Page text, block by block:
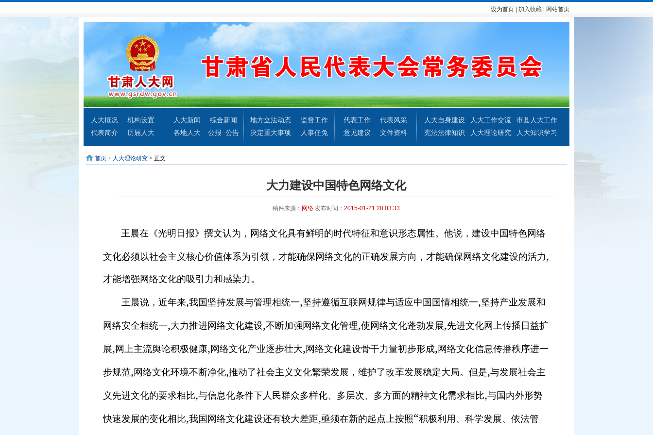
设为首页 加入收藏 网站首页
人大概况
机构设置
代表简介
历届人大
人大新闻
综合新闻
各地人大
公报 公告
地方立法动态
监督工作
决定重大事项
人事任免
代表工作
代表风采
意见建议
文件资料
人大自身建设 人大工作交流
市县人大工作
宪法法律知识
人大理论研究 人大知识学习
首页 > 人大理论研究 > 正文
大力建设中国特色网络文化
稿件来源： 网络 发布时间： 2015-01-21 20:03:33
王晨在《光明日报》撰文认为，网络文化具有鲜明的时代特征和意识形态属性。他说，建设中国特色网络
文化必须以社会主义核心价值体系为引领，才能确保网络文化的正确发展方向，才能确保网络文化建设的活力,
才能增强网络文化的吸引力和感染力。
王晨说，近年来,我国坚持发展与管理相统一,坚持遵循互联网规律与适应中国国情相统一,坚持产业发展和
网络安全相统一,大力推进网络文化建设,不断加强网络文化管理,使网络文化蓬勃发展,先进文化网上传播日益扩
展, 网上主流舆论积极健康, 网络文化产业逐步壮大, 网络文化建设骨干力量初步形成, 网络文化信息传播秩序进一
步规范, 网络文化环境不断净化,推动了社会主义文化繁荣发展，维护了改革发展稳定大局。但是,与发展社会主
义先进文化的要求相比,与信息化条件下人民群众多样化、多层次、多方面的精神文化需求相比,与国内外形势
快速发展的变化相比,我国网络文化建设还有较大差距,亟须在新的起点上按照“积极利用、科学发展、依法管